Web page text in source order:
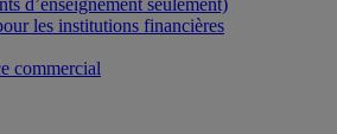
d’enseignement seulement)
les institutions financières
commercial